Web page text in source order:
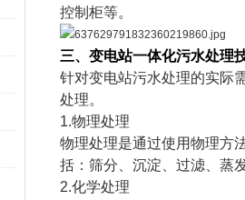
控制柜等。
三、变电站一体化污水处理
针对变电站污水处理的实际
处理。
1.物理处理
物理处理是通过使用物理方
括：筛分、沉淀、过滤、蒸发
2.化学处理